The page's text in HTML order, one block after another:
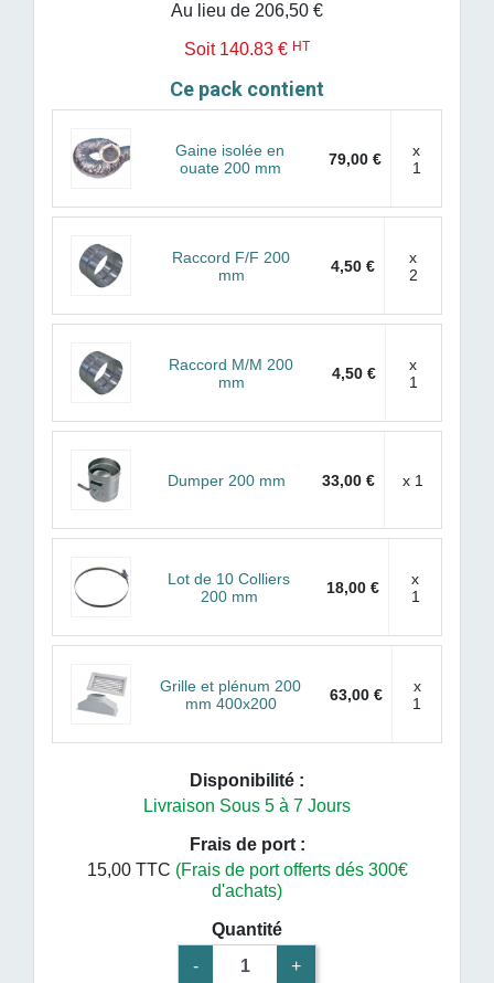
Au lieu de 206,50 €
Soit 140.83 € HT
Ce pack contient
Gaine isolée en
ouate 200 mm
79,00 €
x
1
Raccord F/F 200
mm
4,50 €
x
2
Raccord M/M 200
mm
4,50 €
x
1
Dumper 200 mm 33,00 € x 1
Lot de 10 Colliers
200 mm
18,00 €
x
1
Grille et plénum 200
mm 400x200
63,00 €
x
1
Disponibilité :
Livraison Sous 5 à 7 Jours
Frais de port :
15,00 TTC (Frais de port offerts dés 300€
d'achats)
Quantité
-
+